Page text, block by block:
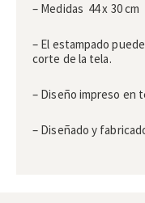
– Medidas 44 x 30 cm
– El estampado
corte de la tela.
– Diseño impreso en
– Diseñado y